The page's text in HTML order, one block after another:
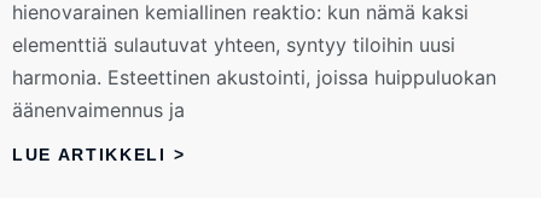
hienovarainen kemiallinen reaktio: kun nämä kaksi
elementtiä sulautuvat yhteen, syntyy tiloihin uusi
harmonia. Esteettinen akustointi, joissa huippuluokan
äänenvaimennus ja
LUE ARTIKKELI >